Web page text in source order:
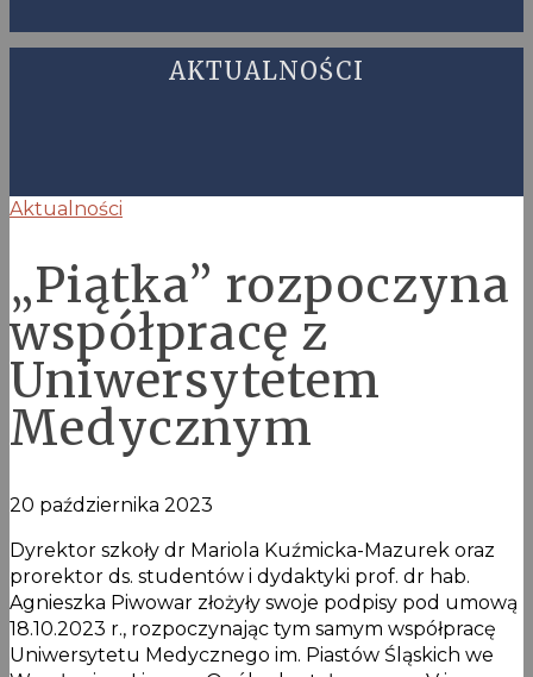
AKTUALNOŚCI
Aktualności
„Piątka” rozpoczyna
współpracę z
Uniwersytetem
Medycznym
20 października 2023
Dyrektor szkoły dr Mariola Kuźmicka-Mazurek oraz
prorektor ds. studentów i dydaktyki prof. dr hab.
Agnieszka Piwowar złożyły swoje podpisy pod umową
18.10.2023 r., rozpoczynając tym samym współpracę
Uniwersytetu Medycznego im. Piastów Śląskich we